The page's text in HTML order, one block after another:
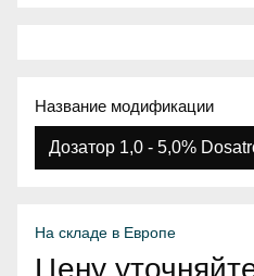
Название модификации
Дозатор 1,0 - 5,0%
На складе в Европе
Цену